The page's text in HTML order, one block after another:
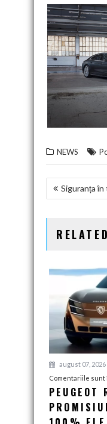
NEWS
ARTICOLE
Siguranța
august 07, 2026
Comentariile sunt
PEUGEOT